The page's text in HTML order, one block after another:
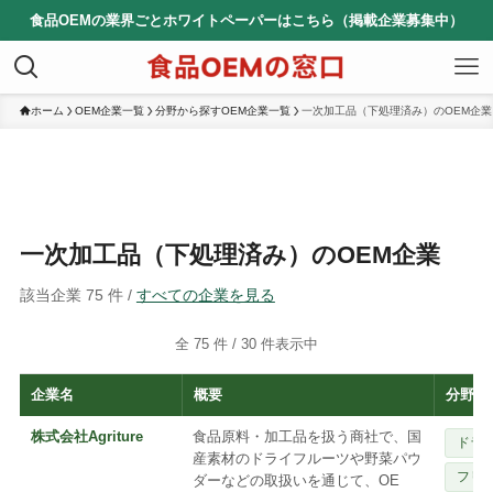
食品OEMの業界ごとホワイトペーパーはこちら（掲載企業募集中）
ホーム OEM企業一覧 分野から探すOEM企業一覧 一次加工品（下処理済み）のOEM企業
一次加工品（下処理済み）のOEM企業
該当企業 75 件 / すべての企業を見る
全 75 件 / 30 件表示中
企業名 概要 分野
株式会社Agriture
食品原料・加工品を扱う商社で、国
産素材のドライフルーツや野菜パウ
ダーなどの取扱いを通じて、OE
ドラ
フリ